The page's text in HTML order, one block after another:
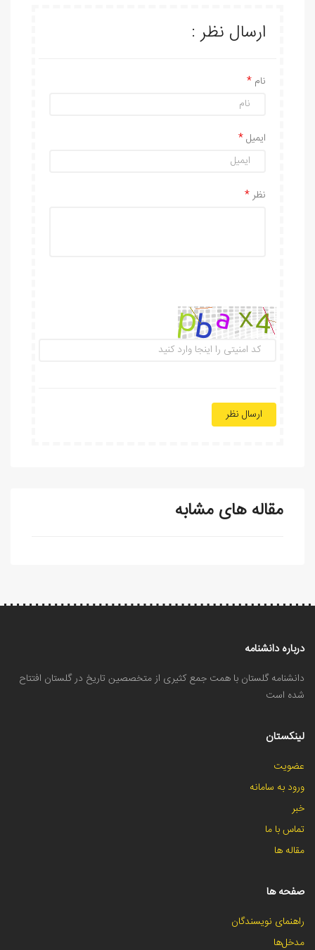
ارسال نظر :
نام
ایمیل
نظر
ارسال نظر
مقاله های مشابه
درباره دانشنامه
دانشنامه گلستان با همت جمع کثیری از متخصصین تاریخ در گلستان افتتاح
شده است
لینکستان
عضویت
ورود به سامانه
خبر
تماس با ما
مقاله ها
صفحه ها
راهنمای نویسندگان
مدخل‌ها